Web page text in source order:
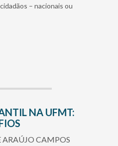
– nacionais ou
NA UFMT:
ARAÚJO CAMPOS